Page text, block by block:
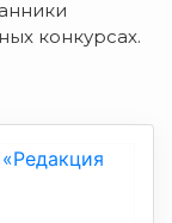
конкурсах.